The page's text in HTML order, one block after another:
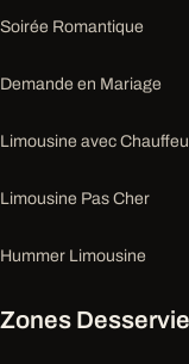
Soirée Romantique
Demande en Mariage
Limousine avec
Limousine Pas Cher
Hummer Limousine
Zones